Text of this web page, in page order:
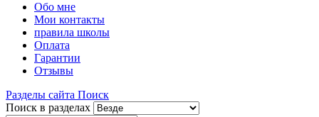
Обо мне
Мои контакты
правила школы
Оплата
Гарантии
Отзывы
Разделы сайта Поиск
Поиск в разделах